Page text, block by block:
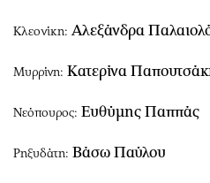
Κλεονίκη: Αλεξάνδρα
Μυρρίνη: Κατερίνα
Νεόπουρος: Ευθύμης Παππάς
Ρηξυδάτη: Βάσω Παύλου